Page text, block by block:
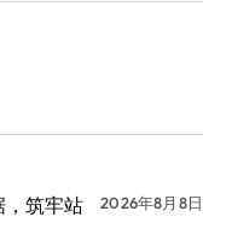
筑牢站
2026年8月8日